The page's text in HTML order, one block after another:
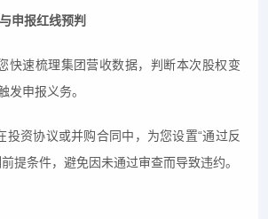
申报红线预判
快速梳理集团营收数据，判断本次股权变
发申报义务。
投资协议或并购合同中，为您设置“通过反
提条件，避免因未通过审查而导致违约。